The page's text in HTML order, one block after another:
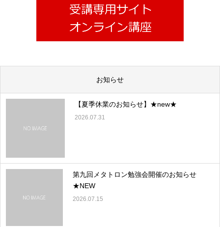
お知らせ
【夏季休業のお知らせ】★new★
2026.07.31
第九回メタトロン勉強会開催のお知らせ
★NEW
2026.07.15